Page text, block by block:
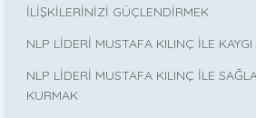
İLİŞKİLERİNİZİ GÜÇLENDİRMEK
NLP LİDERİ MUSTAFA KILINÇ İLE
NLP LİDERİ MUSTAFA KILINÇ İLE
KURMAK